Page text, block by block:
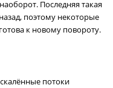
Последняя такая
поэтому некоторые
к новому повороту.
потоки